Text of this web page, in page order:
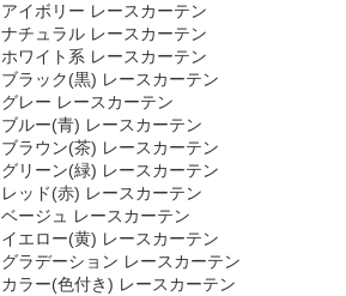
アイボリー レースカーテン
ナチュラル レースカーテン
ホワイト系 レースカーテン
ブラック(黒) レースカーテン
グレー レースカーテン
ブルー(青) レースカーテン
ブラウン(茶) レースカーテン
グリーン(緑) レースカーテン
レッド(赤) レースカーテン
ベージュ レースカーテン
イエロー(黄) レースカーテン
グラデーション レースカーテン
カラー(色付き) レースカーテン